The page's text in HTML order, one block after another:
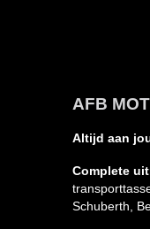
AFB
Altijd aan
Complete
Schuberth,